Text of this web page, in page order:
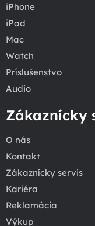
iPhone
iPad
Mac
Watch
Príslušenstvo
Audio
Zákaznícky
O nás
Kontakt
Zákaznícky servis
Kariéra
Reklamácia
Výkup